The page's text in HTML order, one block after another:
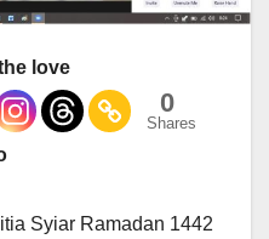
love
0
Shares
Syiar Ramadan 1442